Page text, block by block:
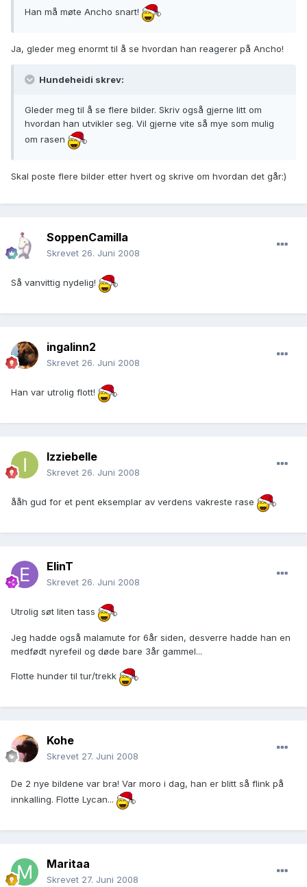
Han må møte Ancho snart!
Ja, gleder meg enormt til å se hvordan han reagerer på Ancho!
Hundeheidi skrev:
Gleder meg til å se flere bilder. Skriv også gjerne litt om
hvordan han utvikler seg. Vil gjerne vite så mye som mulig
om rasen
Skal poste flere bilder etter hvert og skrive om hvordan det går:)
SoppenCamilla
Skrevet 26. Juni 2008
Så vanvittig nydelig!
ingalinn2
Skrevet 26. Juni 2008
Han var utrolig flott!
Izziebelle
Skrevet 26. Juni 2008
ååh gud for et pent eksemplar av verdens vakreste rase
ElinT
Skrevet 26. Juni 2008
Utrolig søt liten tass
Jeg hadde også malamute for 6år siden, desverre hadde han en
medfødt nyrefeil og døde bare 3år gammel...
Flotte hunder til tur/trekk
Kohe
Skrevet 27. Juni 2008
De 2 nye bildene var bra! Var moro i dag, han er blitt så flink på
innkalling. Flotte Lycan...
Maritaa
Skrevet 27. Juni 2008